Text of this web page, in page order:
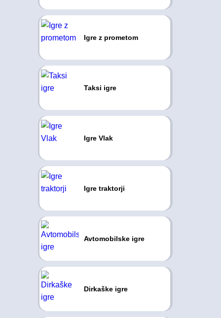
Igre z prometom
Taksi igre
Igre Vlak
Igre traktorji
Avtomobilske igre
Dirkaške igre